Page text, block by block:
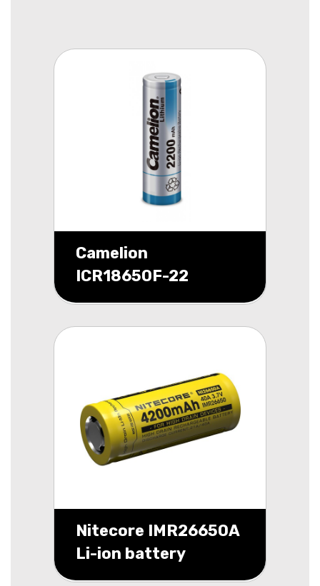
Camelion
ICR18650F-22
Flattop Li-Ion 3,7V
2200mAh
Nitecore IMR26650A
Li-ion battery
4200mah box 1